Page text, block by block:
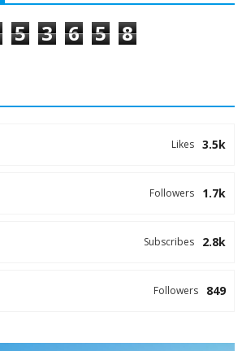
5 3 6 5 8
3.5k
Likes
1.7k
Followers
2.8k
Subscribes
849
Followers